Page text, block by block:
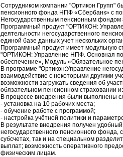
Сотрудником компании "Ортикон Групп"
пенсионного фонда НПФ «Cбербанк» с
Негосударственным пенсионным фондом
Программный продукт "ОРТИКОН:
деятельности негосударственного
единой базе данных учет нескольких
Программный продукт имеет модульную
"ОРТИКОН: Управление НПФ. Основная
обеспечение», Модуль «Обязательное
В программе "Ортикон:Управление
взаимодействие с некоторыми другими
возможности загружать сведения об
обязательном пенсионном страховании
В процессе внедрения были выполнены
- установка на 10 рабочих места;
- обучение работе с программой;
- настройка учётной политики и
В результате внедрения получен
негосударственного пенсионного фонда,
субсчетах, так и на специальном
выплат; возможность оперативного
физическим лицам.